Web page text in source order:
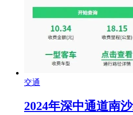
交通
2024年深中通道南